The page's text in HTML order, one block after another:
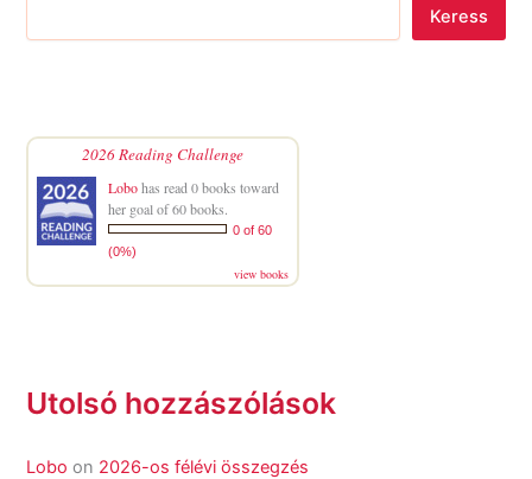
Keress
2026 Reading Challenge
Lobohas read 0 books toward
her goal of 60 books.
0 of 60
(0%)
view books
Utolsó hozzászólások
Lobo on 2026-os félévi összegzés